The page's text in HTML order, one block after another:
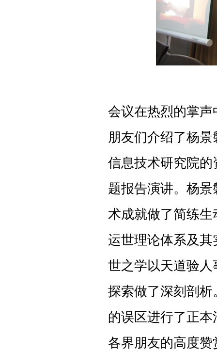
会议在热烈的掌
朋友们介绍了杨
信息技术研究院
题报告演讲。杨
术成就做了简练
运世理论体系及
世之学以天道验
探索做了深刻剖
的误区进行了正
各界朋友的高度